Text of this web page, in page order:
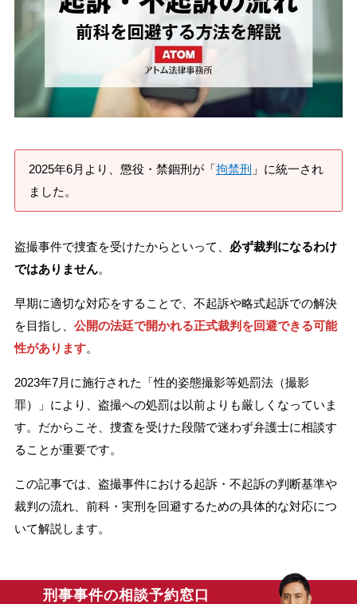
刑事事件の無料相談
接見・面会を弁護士に依頼
アトムについて
弁護士費用
アクセス
解決実績
ご依頼者からのお手紙
無料相談の口コミ評判
刑事事件について
刑事事件データベース
2025年6月より、懲役・禁錮刑が「拘禁刑 」に統一され
ました。
盗撮事件で捜査を受けたからといって、 必ず裁判になるわけ
ではありません。
早期に適切な対応をすることで、不起訴や略式起訴での解決
を目指し、 公開の法廷で開かれる正式裁判を回避できる可能
性があります。
2023年7月に施行された「性的姿態撮影等処罰法（撮影
罪）」により、盗撮への処罰は以前よりも厳しくなっていま
す。だからこそ、捜査を受けた段階で迷わず弁護士に相談す
ることが重要です。
この記事では、盗撮事件における起訴・不起訴の判断基準や
裁判の流れ、前科・実刑を回避するための具体的な対応につ
いて解説します。
刑事事件の相談予約窓口